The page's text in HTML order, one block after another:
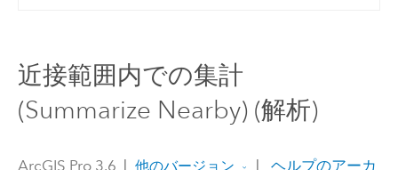
近接範囲内での集計
(Summarize Nearby) (解析)
ArcGIS Pro 3.6 他のバージョン
ヘルプのアーカ